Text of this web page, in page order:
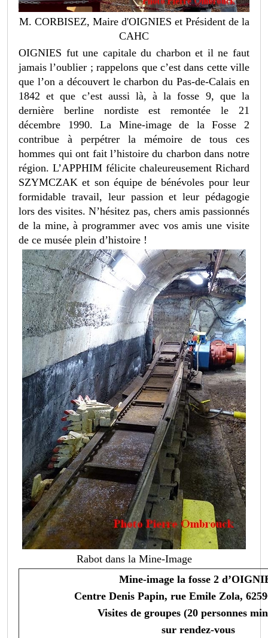
M. CORBISEZ, Maire d'OIGNIES et Président de la
CAHC
OIGNIES fut une capitale du charbon et il ne faut
jamais l’oublier ; rappelons que c’est dans cette ville
que l’on a découvert le charbon du Pas-de-Calais en
1842 et que c’est aussi là, à la fosse 9, que la
dernière berline nordiste est remontée le 21
décembre 1990. La Mine-image de la Fosse 2
contribue à perpétrer la mémoire de tous ces
hommes qui ont fait l’histoire du charbon dans notre
région. L’APPHIM félicite chaleureusement Richard
SZYMCZAK et son équipe de bénévoles pour leur
formidable travail, leur passion et leur pédagogie
lors des visites. N’hésitez pas, chers amis passionnés
de la mine, à programmer avec vos amis une visite
de ce musée plein d’histoire !
Rabot dans la Mine-Image
Mine-image la fosse 2
Centre Denis Papin, rue Emile Zola,
Visites de groupes (20 personnes
sur rendez-vous